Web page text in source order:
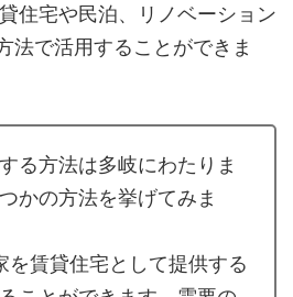
住宅や民泊、リノベーション
法で活用することができま
る方法は多岐にわたりま
かの方法を挙げてみま
を賃貸住宅として提供する